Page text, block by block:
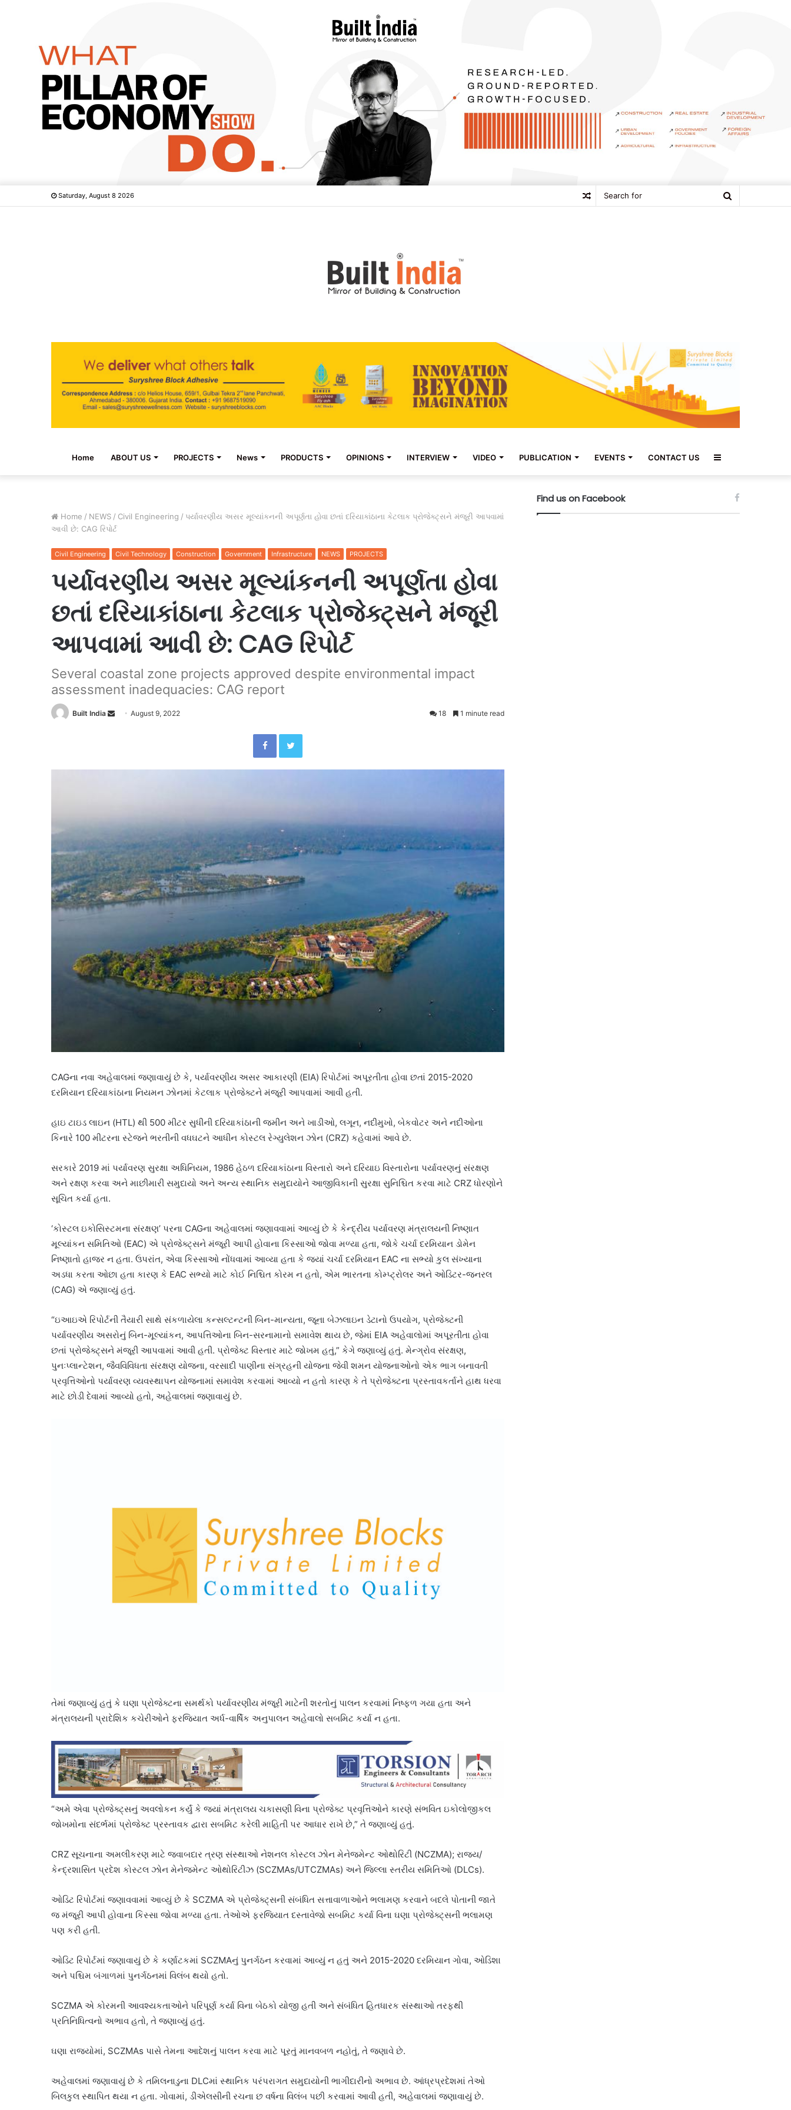
Saturday, August 8 2026 Random
Home ABOUT US PROJECTS News PRODUCTS OPINIONS INTERVIEW VIDEO PUBLICATION EVENTS CONTACT US Sidebar
Home / NEWS / Civil Engineering / પર્યાવરણીય અસર મૂલ્યાંકનની અપૂર્ણતા હોવા છતાં દરિયાકાંઠાના કેટલાક પ્રોજેક્ટ્સને મંજૂરી આપવામાં
આવી છે: CAG રિપોર્ટ
Civil Engineering Civil Technology Construction Government Infrastructure NEWS PROJECTS
પર્યાવરણીય અસર મૂલ્યાંકનની અપૂર્ણતા હોવા
છતાં દરિયાકાંઠાના કેટલાક પ્રોજેક્ટ્સને મંજૂરી
આપવામાં આવી છે: CAG રિપોર્ટ
Several coastal zone projects approved despite environmental impact
assessment inadequacies: CAG report
Built India
SendAugust 9, 2022 18 1 minute read
FacebookTwitter
CAGના નવા અહેવાલમાં જણાવાયું છે કે, પર્યાવરણીય અસર આકારણી (EIA) રિપોર્ટમાં અપૂરતીતા હોવા છતાં 2015-2020
દરમિયાન દરિયાકાંઠાના નિયમન ઝોનમાં કેટલાક પ્રોજેક્ટને મંજૂરી આપવામાં આવી હતી.
હાઇ ટાઇડ લાઇન (HTL) થી 500 મીટર સુધીની દરિયાકાંઠાની જમીન અને ખાડીઓ, લગૂન, નદીમુખો, બેકવોટર અને નદીઓના
કિનારે 100 મીટરના સ્ટેજને ભરતીની વધઘટને આધીન કોસ્ટલ રેગ્યુલેશન ઝોન (CRZ) કહેવામાં આવે છે.
સરકારે 2019 માં પર્યાવરણ સુરક્ષા અધિનિયમ, 1986 હેઠળ દરિયાકાંઠાના વિસ્તારો અને દરિયાઇ વિસ્તારોના પર્યાવરણનું સંરક્ષણ
અને રક્ષણ કરવા અને માછીમારી સમુદાયો અને અન્ય સ્થાનિક સમુદાયોને આજીવિકાની સુરક્ષા સુનિશ્ચિત કરવા માટે CRZ ધોરણોને
સૂચિત કર્યા હતા.
‘કોસ્ટલ ઇકોસિસ્ટમના સંરક્ષણ’ પરના CAGના અહેવાલમાં જણાવવામાં આવ્યું છે કે કેન્દ્રીય પર્યાવરણ મંત્રાલયની નિષ્ણાત
મૂલ્યાંકન સમિતિઓ (EAC) એ પ્રોજેક્ટ્સને મંજૂરી આપી હોવાના કિસ્સાઓ જોવા મળ્યા હતા, જોકે ચર્ચા દરમિયાન ડોમેન
નિષ્ણાતો હાજર ન હતા. ઉપરાંત, એવા કિસ્સાઓ નોંધવામાં આવ્યા હતા કે જ્યાં ચર્ચા દરમિયાન EAC ના સભ્યો કુલ સંખ્યાના
અડધા કરતા ઓછા હતા કારણ કે EAC સભ્યો માટે કોઈ નિશ્ચિત કોરમ ન હતો, એમ ભારતના કોમ્પ્ટ્રોલર અને ઓડિટર-જનરલ
(CAG) એ જણાવ્યું હતું.
“ઇઆઇએ રિપોર્ટની તૈયારી સાથે સંકળાયેલા કન્સલ્ટન્ટની બિન-માન્યતા, જૂના બેઝલાઇન ડેટાનો ઉપયોગ, પ્રોજેક્ટની
પર્યાવરણીય અસરોનું બિન-મૂલ્યાંકન, આપત્તિઓના બિન-સરનામાનો સમાવેશ થાય છે, જેમાં EIA અહેવાલોમાં અપૂરતીતા હોવા
છતાં પ્રોજેક્ટ્સને મંજૂરી આપવામાં આવી હતી. પ્રોજેક્ટ વિસ્તાર માટે જોખમ હતું,” કેગે જણાવ્યું હતું. મેન્ગ્રોવ સંરક્ષણ,
પુનઃપ્લાન્ટેશન, જૈવવિવિધતા સંરક્ષણ યોજના, વરસાદી પાણીના સંગ્રહની યોજના જેવી શમન યોજનાઓનો એક ભાગ બનાવતી
પ્રવૃત્તિઓનો પર્યાવરણ વ્યવસ્થાપન યોજનામાં સમાવેશ કરવામાં આવ્યો ન હતો કારણ કે તે પ્રોજેક્ટના પ્રસ્તાવકર્તાને હાથ ધરવા
માટે છોડી દેવામાં આવ્યો હતો, અહેવાલમાં જણાવાયું છે.
તેમાં જણાવ્યું હતું કે ઘણા પ્રોજેક્ટના સમર્થકો પર્યાવરણીય મંજૂરી માટેની શરતોનું પાલન કરવામાં નિષ્ફળ ગયા હતા અને
મંત્રાલયની પ્રાદેશિક કચેરીઓને ફરજિયાત અર્ધ-વાર્ષિક અનુપાલન અહેવાલો સબમિટ કર્યા ન હતા.
“અમે એવા પ્રોજેક્ટ્સનું અવલોકન કર્યું કે જ્યાં મંત્રાલય ચકાસણી વિના પ્રોજેક્ટ પ્રવૃત્તિઓને કારણે સંભવિત ઇકોલોજીકલ
જોખમોના સંદર્ભમાં પ્રોજેક્ટ પ્રસ્તાવક દ્વારા સબમિટ કરેલી માહિતી પર આધાર રાખે છે,” તે જણાવ્યું હતું.
CRZ સૂચનાના અમલીકરણ માટે જવાબદાર ત્રણ સંસ્થાઓ નેશનલ કોસ્ટલ ઝોન મેનેજમેન્ટ ઓથોરિટી (NCZMA); રાજ્ય/
કેન્દ્રશાસિત પ્રદેશ કોસ્ટલ ઝોન મેનેજમેન્ટ ઓથોરિટીઝ (SCZMAs/UTCZMAs) અને જિલ્લા સ્તરીય સમિતિઓ (DLCs).
ઓડિટ રિપોર્ટમાં જણાવવામાં આવ્યું છે કે SCZMA એ પ્રોજેક્ટ્સની સંબંધિત સત્તાવાળાઓને ભલામણ કરવાને બદલે પોતાની જાતે
જ મંજૂરી આપી હોવાના કિસ્સા જોવા મળ્યા હતા. તેઓએ ફરજિયાત દસ્તાવેજો સબમિટ કર્યા વિના ઘણા પ્રોજેક્ટ્સની ભલામણ
પણ કરી હતી.
ઓડિટ રિપોર્ટમાં જણાવાયું છે કે કર્ણાટકમાં SCZMAનું પુનર્ગઠન કરવામાં આવ્યું ન હતું અને 2015-2020 દરમિયાન ગોવા, ઓડિશા
અને પશ્ચિમ બંગાળમાં પુનર્ગઠનમાં વિલંબ થયો હતો.
SCZMA એ કોરમની આવશ્યકતાઓને પરિપૂર્ણ કર્યા વિના બેઠકો યોજી હતી અને સંબંધિત હિતધારક સંસ્થાઓ તરફથી
પ્રતિનિધિત્વનો અભાવ હતો, તે જણાવ્યું હતું.
ઘણા રાજ્યોમાં, SCZMAs પાસે તેમના આદેશનું પાલન કરવા માટે પૂરતું માનવબળ નહોતું, તે જણાવે છે.
અહેવાલમાં જણાવાયું છે કે તમિલનાડુના DLCમાં સ્થાનિક પરંપરાગત સમુદાયોની ભાગીદારીનો અભાવ છે. આંધ્રપ્રદેશમાં તેઓ
બિલકુલ સ્થાપિત થયા ન હતા. ગોવામાં, ડીએલસીની રચના છ વર્ષના વિલંબ પછી કરવામાં આવી હતી, અહેવાલમાં જણાવાયું છે.
Find us on Facebook